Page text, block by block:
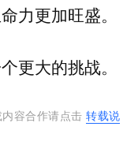
力更加旺盛。
更大的挑战。
内容合作请点击转载说